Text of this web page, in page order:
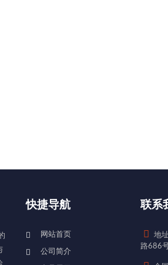
快捷导航
网站首页
公司简介
联系
地
路686